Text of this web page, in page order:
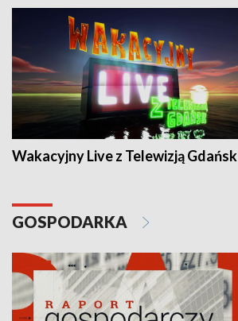
Wakacyjny Live z Telewizją Gdańsk
GOSPODARKA